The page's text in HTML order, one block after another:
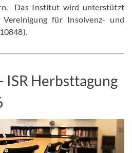
Das Institut wird unterstützt
für Insolvenz- und
ISR Herbsttagung